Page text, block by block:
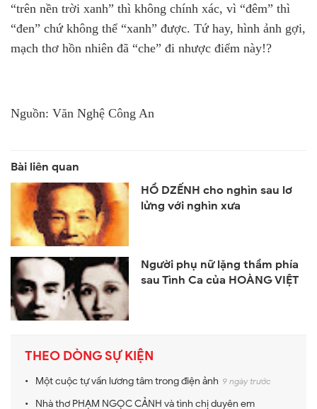
“trên nền trời xanh” thì không chính xác, vì “đêm” thì
“đen” chứ không thể “xanh” được. Tứ hay, hình ảnh gợi,
mạch thơ hồn nhiên đã “che” đi nhược điểm này!?
Nguồn: Văn Nghệ Công An
HỒ DZẾNH cho nghìn sau lơ
lửng với nghìn xưa
Người phụ nữ lặng thầm phía
sau Tình Ca của HOÀNG VIỆT
THEO DÒNG SỰ KIỆN
Một cuộc tự vấn lương tâm trong điện ảnh 9 ngày trước
Nhà thơ PHẠM NGỌC CẢNH và tình chị duyên em